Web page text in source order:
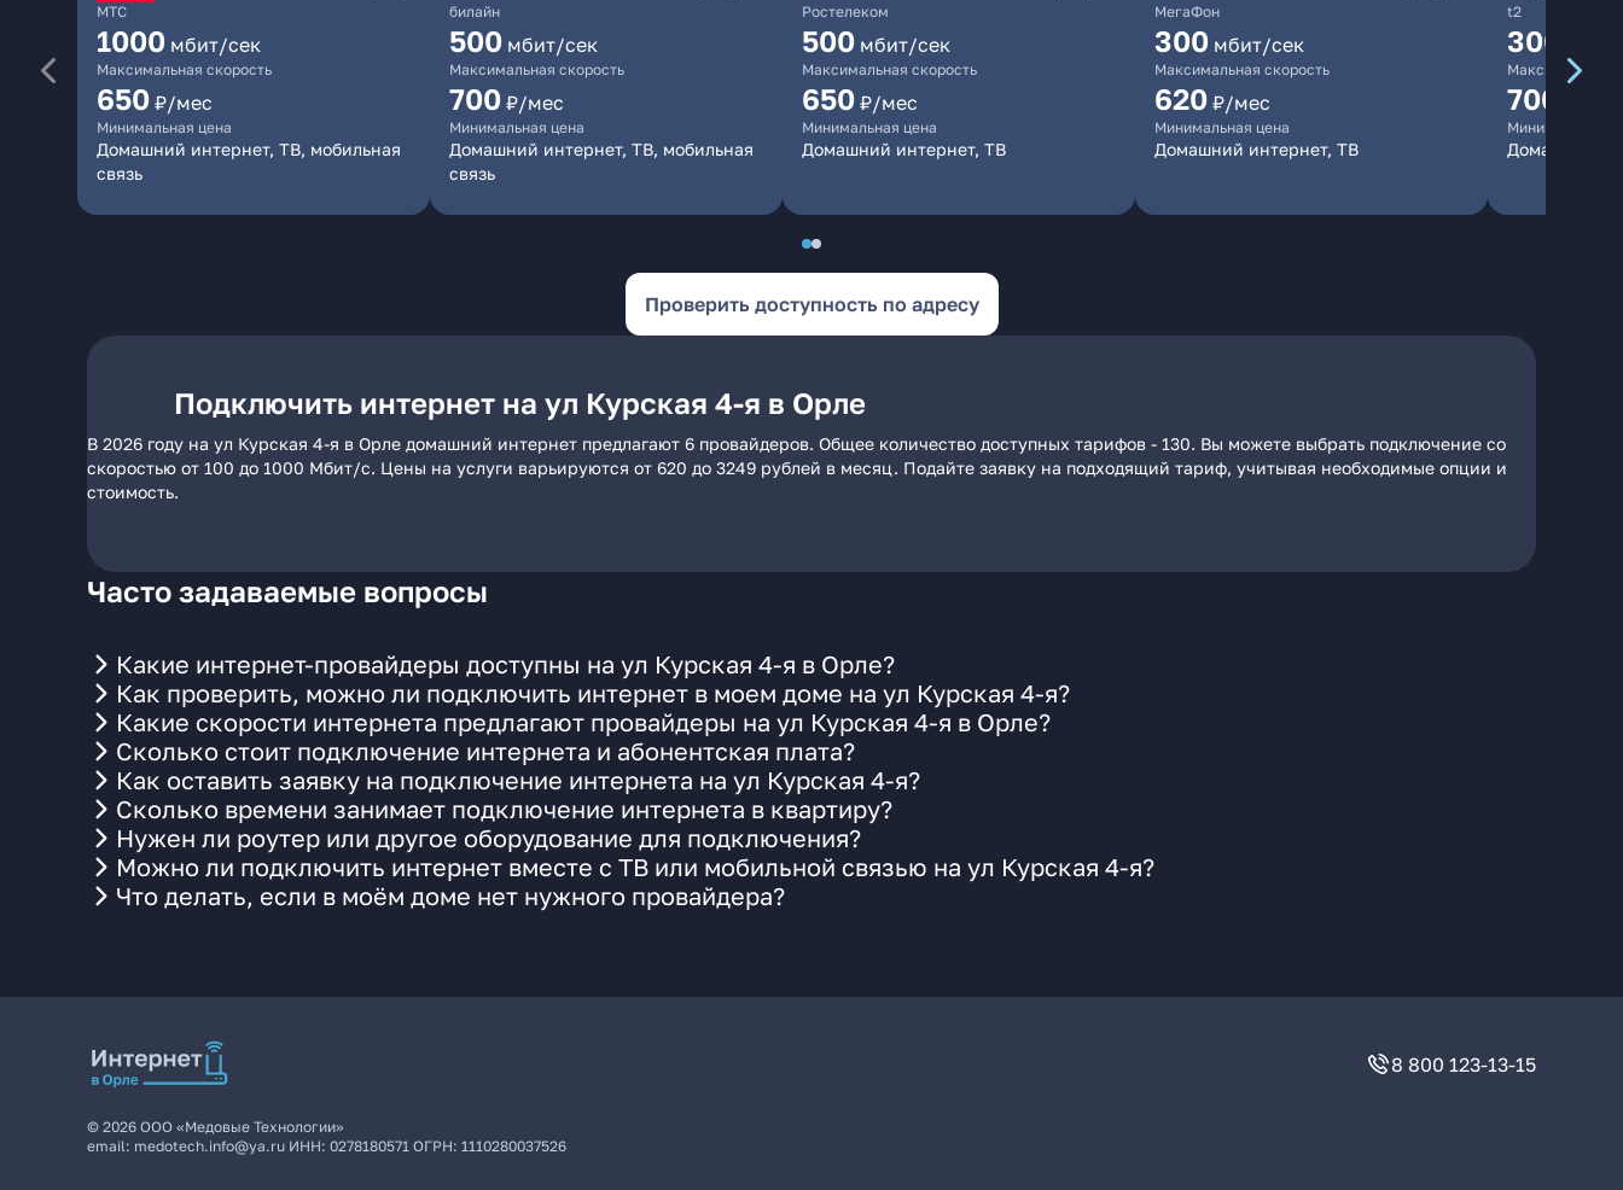
МТС
1000 мбит/сек
Максимальная скорость
650 ₽/мес
Минимальная цена
Домашний интернет, ТВ, мобильная
связь
билайн
500 мбит/сек
Максимальная скорость
700 ₽/мес
Минимальная цена
Домашний интернет, ТВ, мобильная
связь
Ростелеком
500 мбит/сек
Максимальная скорость
650 ₽/мес
Минимальная цена
Домашний интернет, ТВ
МегаФон
300 мбит/сек
Максимальная скорость
620 ₽/мес
Минимальная цена
Домашний интернет, ТВ
t2
300
Максимальная
700
Минимальная
Домашний
Проверить доступность по адресу
Подключить интернет на ул Курская 4-я в Орле
В 2026 году на ул Курская 4-я в Орле домашний интернет предлагают 6 провайдеров. Общее количество доступных тарифов - 130. Вы можете выбрать подключение со
скоростью от 100 до 1000 Мбит/с. Цены на услуги варьируются от 620 до 3249 рублей в месяц. Подайте заявку на подходящий тариф, учитывая необходимые опции и
стоимость.
Часто задаваемые вопросы
Какие интернет-провайдеры доступны на ул Курская 4-я в Орле?
Как проверить, можно ли подключить интернет в моем доме на ул Курская 4-я?
Какие скорости интернета предлагают провайдеры на ул Курская 4-я в Орле?
Сколько стоит подключение интернета и абонентская плата?
Как оставить заявку на подключение интернета на ул Курская 4-я?
Сколько времени занимает подключение интернета в квартиру?
Нужен ли роутер или другое оборудование для подключения?
Можно ли подключить интернет вместе с ТВ или мобильной связью на ул Курская 4-я?
Что делать, если в моём доме нет нужного провайдера?
8 800 123-13-15
© 2026 ООО «Медовые Технологии»
email: medotech.info@ya.ru ИНН: 0278180571 ОГРН: 1110280037526